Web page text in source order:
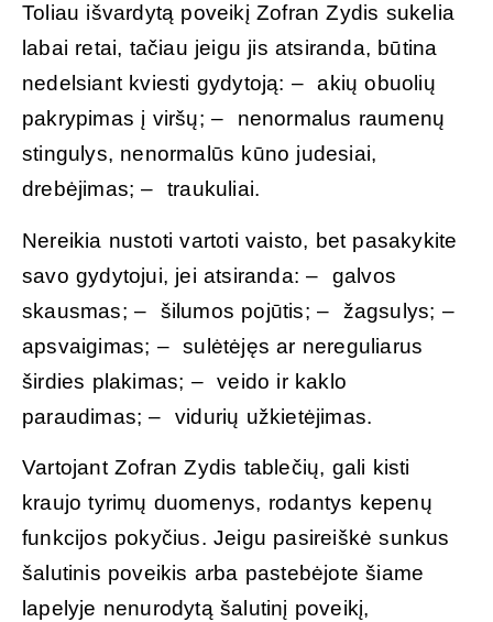
Toliau išvardytą poveikį Zofran Zydis sukelia
labai retai, tačiau jeigu jis atsiranda, būtina
nedelsiant kviesti gydytoją: – akių obuolių
pakrypimas į viršų; – nenormalus raumenų
stingulys, nenormalūs kūno judesiai,
drebėjimas; – traukuliai.
Nereikia nustoti vartoti vaisto, bet pasakykite
savo gydytojui, jei atsiranda: – galvos
skausmas; – šilumos pojūtis; – žagsulys; –
apsvaigimas; – sulėtėjęs ar nereguliarus
širdies plakimas; – veido ir kaklo
paraudimas; – vidurių užkietėjimas.
Vartojant Zofran Zydis tablečių, gali kisti
kraujo tyrimų duomenys, rodantys kepenų
funkcijos pokyčius. Jeigu pasireiškė sunkus
šalutinis poveikis arba pastebėjote šiame
lapelyje nenurodytą šalutinį poveikį,